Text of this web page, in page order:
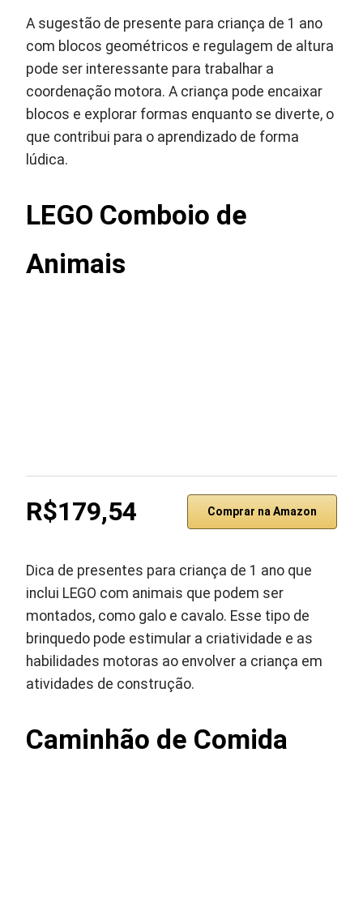
A sugestão de presente para criança de 1 ano
com blocos geométricos e regulagem de altura
pode ser interessante para trabalhar a
coordenação motora. A criança pode encaixar
blocos e explorar formas enquanto se diverte, o
que contribui para o aprendizado de forma
lúdica.
LEGO Comboio de
Animais
R$179,54 Comprar na Amazon
Dica de presentes para criança de 1 ano que
inclui LEGO com animais que podem ser
montados, como galo e cavalo. Esse tipo de
brinquedo pode estimular a criatividade e as
habilidades motoras ao envolver a criança em
atividades de construção.
Caminhão de Comida